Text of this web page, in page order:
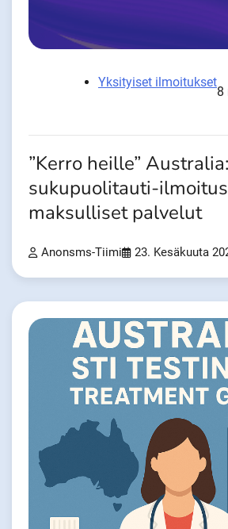
Yksityiset ilmoitukset
8
”Kerro heille”
sukupuolitauti-
maksulliset palvelut
Anonsms-Tiimi 23. Kesäkuuta